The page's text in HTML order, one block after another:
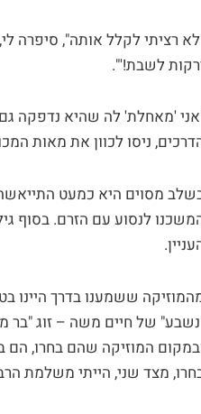
רציתי לקלל אותה", סיפרה
לשבת!'".
'מאחלת' לה שהיא נדפקה
ניסו לכוון את מאות
מסוים היא כמעט
לנסוע עם הזרם. בסוף
ששמענו בדרך היינו
של חיים משה – זוג "בר
המוזיקה שהם בחרו, הם
מצד שני, הייתי משלמת